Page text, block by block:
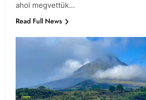
ahol megvettük…
Read Full News